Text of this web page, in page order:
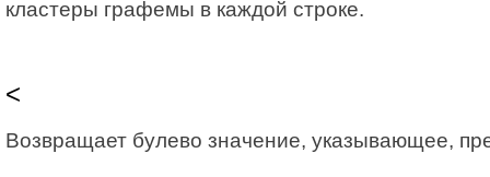
кластеры графемы в каждой строке.
<
Возвращает булево значение, указывающее,